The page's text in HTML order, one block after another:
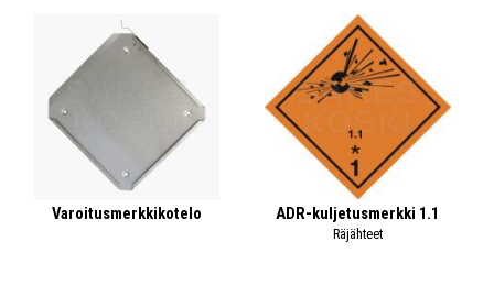
Varoitusmerkkikotelo ADR-kuljetusmerkki 1.1
Räjähteet